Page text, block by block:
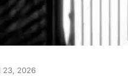
23, 2026